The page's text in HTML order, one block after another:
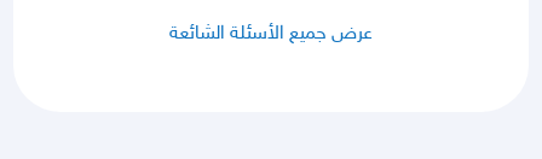
عرض جميع الأسئلة الشائعة